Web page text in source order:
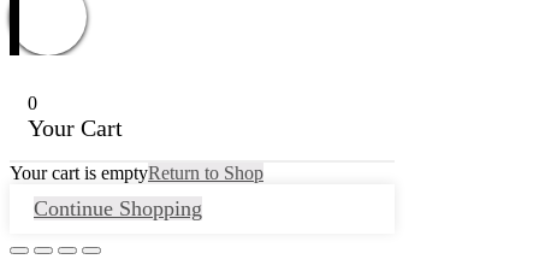
0
Your Cart
Your cart is emptyReturn to Shop
Continue Shopping